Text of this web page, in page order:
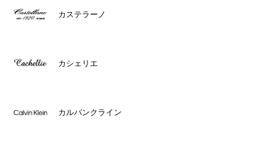
カステラーノ
カシェリエ
カルバンクライン